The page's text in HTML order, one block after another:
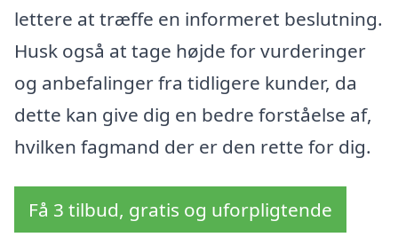
lettere at træffe en informeret beslutning.
Husk også at tage højde for vurderinger
og anbefalinger fra tidligere kunder, da
dette kan give dig en bedre forståelse af,
hvilken fagmand der er den rette for dig.
Få 3 tilbud, gratis og uforpligtende